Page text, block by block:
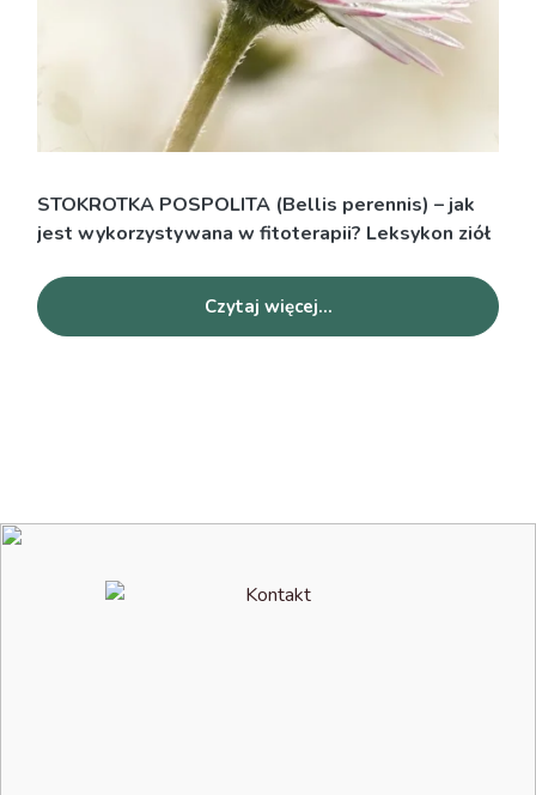
STOKROTKA POSPOLITA (Bellis perennis) – jak
jest wykorzystywana w fitoterapii? Leksykon ziół
Czytaj więcej...